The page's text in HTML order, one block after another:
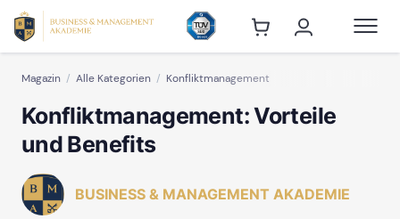
Magazin Alle Kategorien Konfliktmanagement
Konfliktmanagement: Vorteile
und Benefits
BUSINESS & MANAGEMENT AKADEMIE